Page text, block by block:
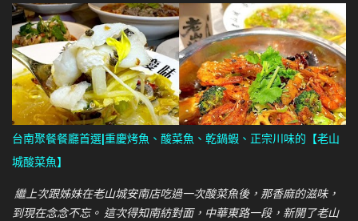
台南聚餐餐廳首選|重慶烤魚、酸菜魚、乾鍋蝦、正宗川味的【老山
城酸菜魚】
繼上次跟姊妹在老山城安南店吃過一次酸菜魚後，那香麻的滋味，
到現在念念不忘。 這次得知南紡對面，中華東路一段，新開了老山